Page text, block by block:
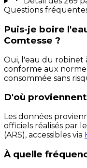
Questions
Puis-je boire
Comtesse ?
Oui, l'eau du robinet
conforme aux
consommée sans
D'où
Les données
officiels réalisés par
(ARS), accessibles via
À quelle